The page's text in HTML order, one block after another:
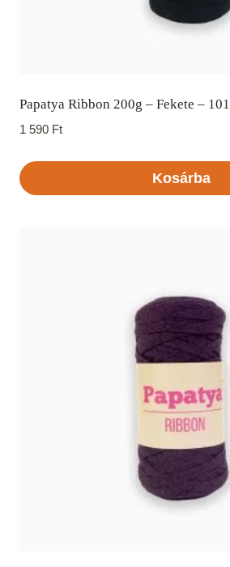
Papatya Ribbon 200g – Fekete – 101
1 590 Ft
Kosárba